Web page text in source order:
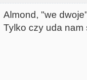
Almond, "we
Tylko czy uda nam